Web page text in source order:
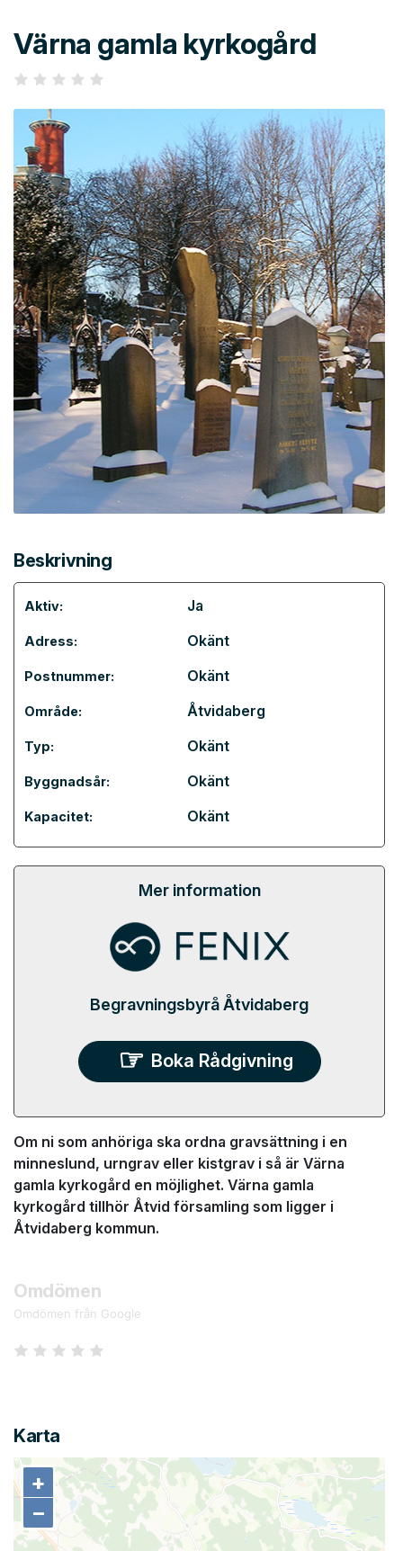
Värna gamla kyrkogård
Beskrivning
Aktiv: Ja
Adress: Okänt
Postnummer: Okänt
Område: Åtvidaberg
Typ: Okänt
Byggnadsår: Okänt
Kapacitet: Okänt
Mer information
Begravningsbyrå Åtvidaberg
Boka Rådgivning
Om ni som anhöriga ska ordna gravsättning i en
minneslund, urngrav eller kistgrav i så är Värna
gamla kyrkogård en möjlighet. Värna gamla
kyrkogård tillhör Åtvid församling som ligger i
Åtvidaberg kommun.
Omdömen
Omdömen från Google
Karta
+
−
+
−